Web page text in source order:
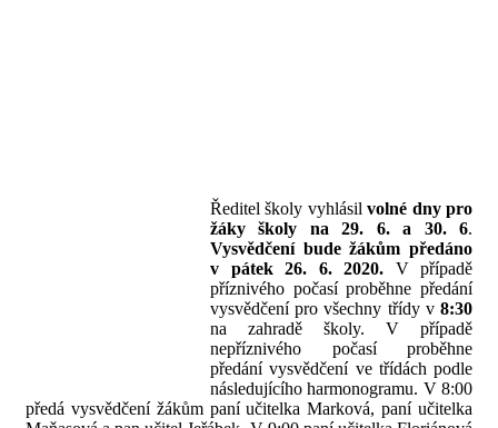
Ředitel školy vyhlásilvolné dny pro
žáky školy na 29. 6. a 30. 6.
Vysvědčení bude žákům předáno
v pátek 26. 6. 2020. V případě
příznivého počasí proběhne předání
vysvědčení pro všechny třídy v 8:30
na zahradě školy. V případě
nepříznivého počasí proběhne
předání vysvědčení ve třídách podle
následujícího harmonogramu. V 8:00
předá vysvědčení žákům paní učitelka Marková, paní učitelka